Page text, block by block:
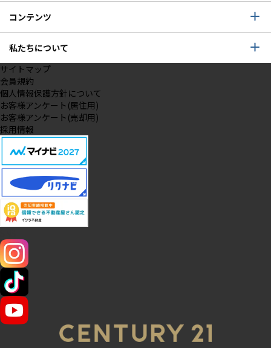
コンテンツ
私たちについて
サイトマップ
会員規約
個人情報保護方針について
お客様アンケート(居住用)
お客様アンケート(売却用)
採用情報